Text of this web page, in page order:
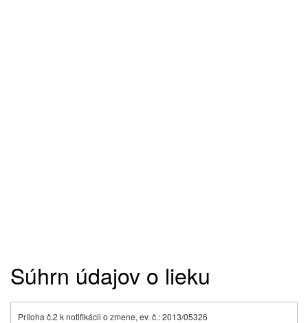
Súhrn údajov o lieku
Príloha č.2 k notifikácii o zmene, ev. č.: 2013/05326